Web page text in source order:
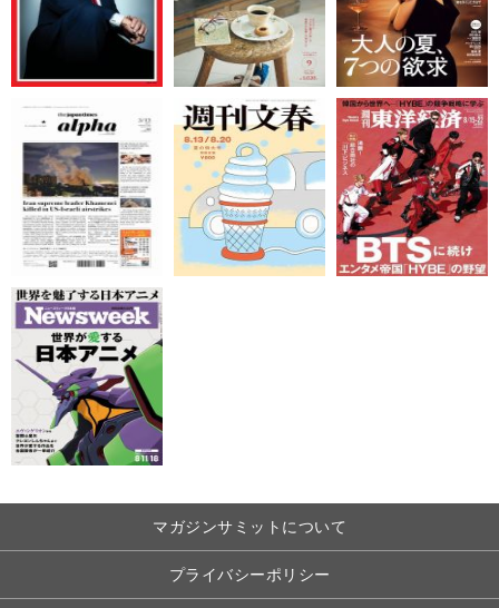
マガジンサミットについて
プライバシーポリシー